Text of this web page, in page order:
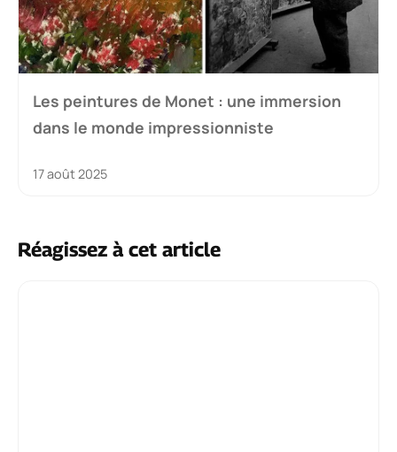
Les peintures de Monet : une immersion
dans le monde impressionniste
17 août 2025
Réagissez à cet article